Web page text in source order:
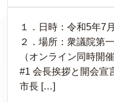
１．日時​：令和5年7
２．場所：衆議院第
（オンライン同時
#1 会長挨拶と開会
市長 […]